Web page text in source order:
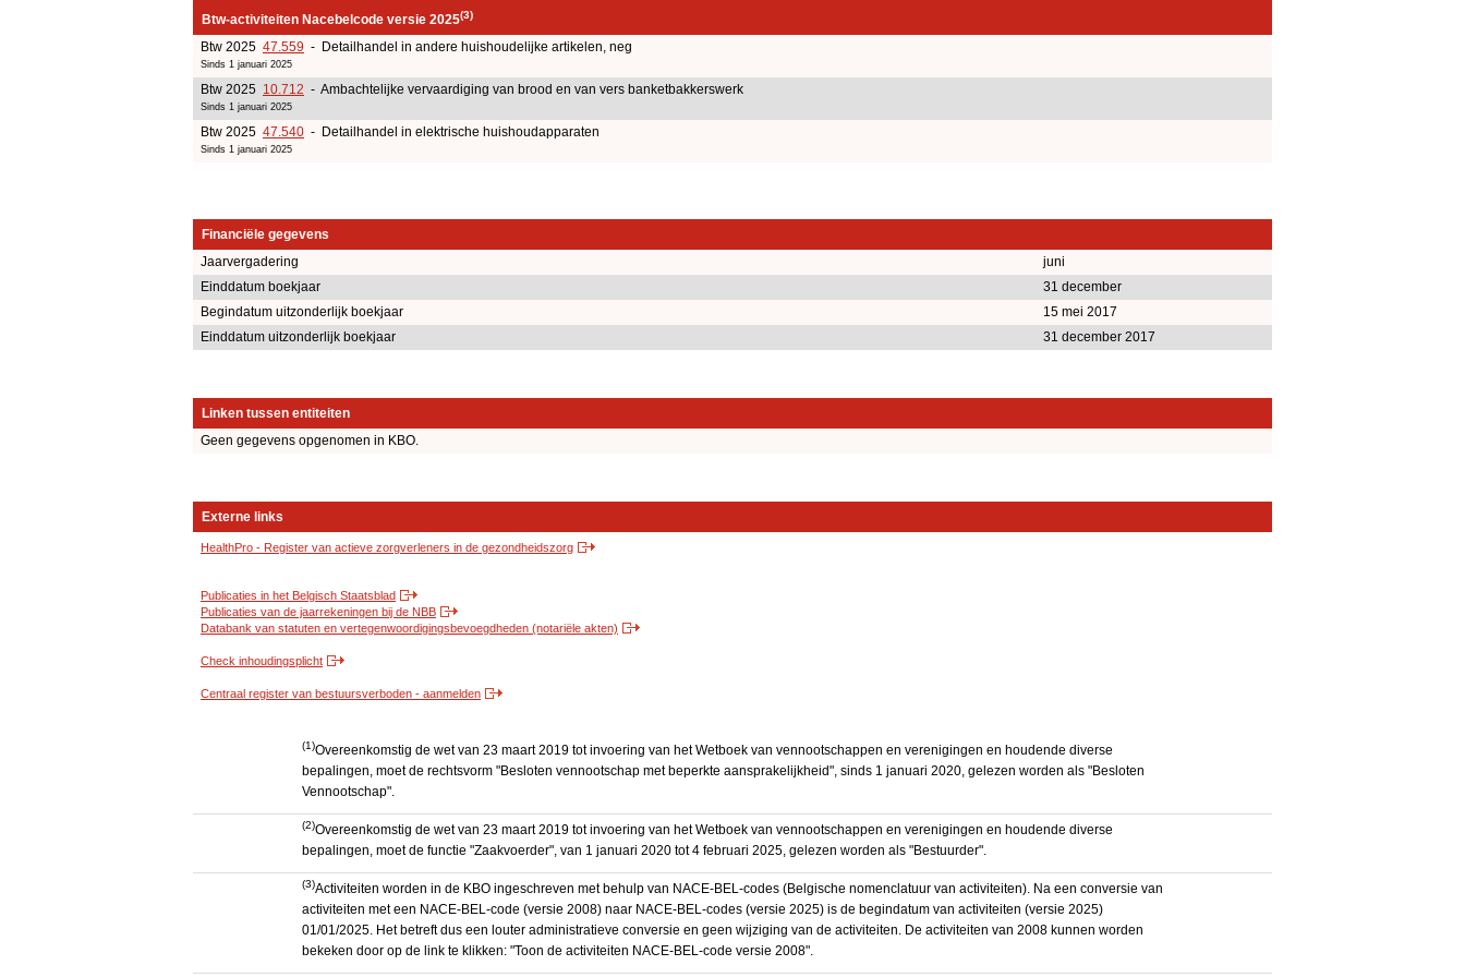
Btw-activiteiten Nacebelcode versie 2025(3)
Btw 2025 47.559 - Detailhandel in andere huishoudelijke artikelen, neg
Sinds 1 januari 2025
Btw 2025 10.712 - Ambachtelijke vervaardiging van brood en van vers banketbakkerswerk
Sinds 1 januari 2025
Btw 2025 47.540 - Detailhandel in elektrische huishoudapparaten
Sinds 1 januari 2025
Financiële gegevens
Jaarvergadering
juni
Einddatum boekjaar
31 december
Begindatum uitzonderlijk boekjaar
15 mei 2017
Einddatum uitzonderlijk boekjaar
31 december 2017
Linken tussen entiteiten
Geen gegevens opgenomen in KBO.
Externe links
HealthPro - Register van actieve zorgverleners in de gezondheidszorg
Publicaties in het Belgisch Staatsblad
Publicaties van de jaarrekeningen bij de NBB
Databank van statuten en vertegenwoordigingsbevoegdheden (notariële akten)
Check inhoudingsplicht
Centraal register van bestuursverboden - aanmelden
(1)Overeenkomstig de wet van 23 maart 2019 tot invoering van het Wetboek van vennootschappen en verenigingen en houdende diverse
bepalingen, moet de rechtsvorm "Besloten vennootschap met beperkte aansprakelijkheid", sinds 1 januari 2020, gelezen worden als "Besloten
Vennootschap".
(2)Overeenkomstig de wet van 23 maart 2019 tot invoering van het Wetboek van vennootschappen en verenigingen en houdende diverse
bepalingen, moet de functie "Zaakvoerder", van 1 januari 2020 tot 4 februari 2025, gelezen worden als "Bestuurder".
(3)Activiteiten worden in de KBO ingeschreven met behulp van NACE-BEL-codes (Belgische nomenclatuur van activiteiten). Na een conversie van
activiteiten met een NACE-BEL-code (versie 2008) naar NACE-BEL-codes (versie 2025) is de begindatum van activiteiten (versie 2025)
01/01/2025. Het betreft dus een louter administratieve conversie en geen wijziging van de activiteiten. De activiteiten van 2008 kunnen worden
bekeken door op de link te klikken: "Toon de activiteiten NACE-BEL-code versie 2008".